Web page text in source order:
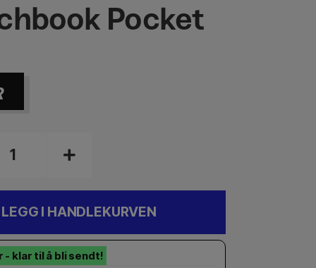
Pocket
LEGG I HANDLEKURVEN